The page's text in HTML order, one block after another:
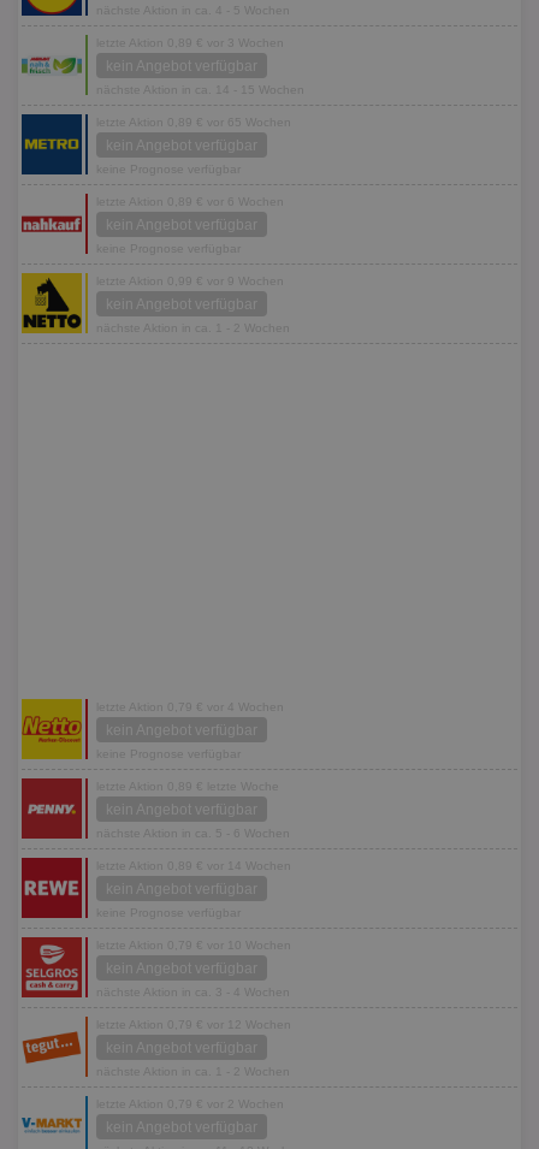
nächste Aktion in ca. 4 - 5 Wochen
letzte Aktion 0,89 € vor 3 Wochen
kein Angebot verfügbar
nächste Aktion in ca. 14 - 15 Wochen
letzte Aktion 0,89 € vor 65 Wochen
kein Angebot verfügbar
keine Prognose verfügbar
letzte Aktion 0,89 € vor 6 Wochen
kein Angebot verfügbar
keine Prognose verfügbar
letzte Aktion 0,99 € vor 9 Wochen
kein Angebot verfügbar
nächste Aktion in ca. 1 - 2 Wochen
letzte Aktion 0,79 € vor 4 Wochen
kein Angebot verfügbar
keine Prognose verfügbar
letzte Aktion 0,89 € letzte Woche
kein Angebot verfügbar
nächste Aktion in ca. 5 - 6 Wochen
letzte Aktion 0,89 € vor 14 Wochen
kein Angebot verfügbar
keine Prognose verfügbar
letzte Aktion 0,79 € vor 10 Wochen
kein Angebot verfügbar
nächste Aktion in ca. 3 - 4 Wochen
letzte Aktion 0,79 € vor 12 Wochen
kein Angebot verfügbar
nächste Aktion in ca. 1 - 2 Wochen
letzte Aktion 0,79 € vor 2 Wochen
kein Angebot verfügbar